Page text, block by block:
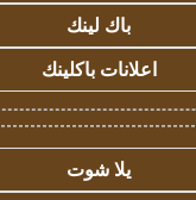
باك لينك
اعلانات باكلينك
يلا شوت